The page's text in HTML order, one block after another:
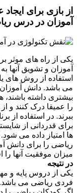
از بازی برای
آموزان در درس
یکی از راه های موثر
آموزان و تشویق آنها
استفاده از روش های
می باشد. دانش آموزان
بیشتری داشته باشند،
را عمیقا درک کنند و
ببرند. در استفاده از
برای قدردانی از
ها امتیاز داده می
ریاضی را برای دانش
میزان موفقیت آنها
در نتیجه
یکی از دروس پایه و
فردی ریاضی می باشد.